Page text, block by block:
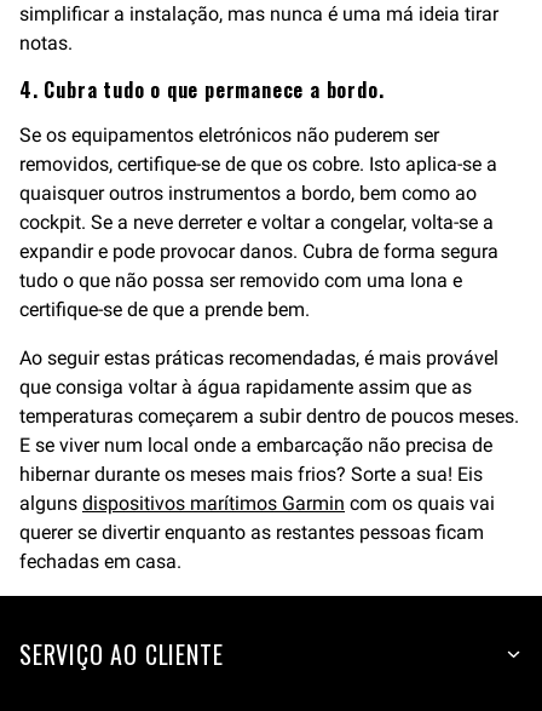
simplificar a instalação, mas nunca é uma má ideia tirar
notas.
4. Cubra tudo o que permanece a bordo.
Se os equipamentos eletrónicos não puderem ser
removidos, certifique-se de que os cobre. Isto aplica-se a
quaisquer outros instrumentos a bordo, bem como ao
cockpit. Se a neve derreter e voltar a congelar, volta-se a
expandir e pode provocar danos. Cubra de forma segura
tudo o que não possa ser removido com uma lona e
certifique-se de que a prende bem.
Ao seguir estas práticas recomendadas, é mais provável
que consiga voltar à água rapidamente assim que as
temperaturas começarem a subir dentro de poucos meses.
E se viver num local onde a embarcação não precisa de
hibernar durante os meses mais frios? Sorte a sua! Eis
alguns dispositivos marítimos Garmin com os quais vai
querer se divertir enquanto as restantes pessoas ficam
fechadas em casa.
SERVIÇO AO CLIENTE